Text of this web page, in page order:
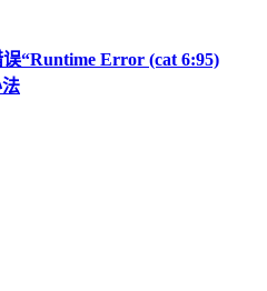
“Runtime Error (cat 6:95)